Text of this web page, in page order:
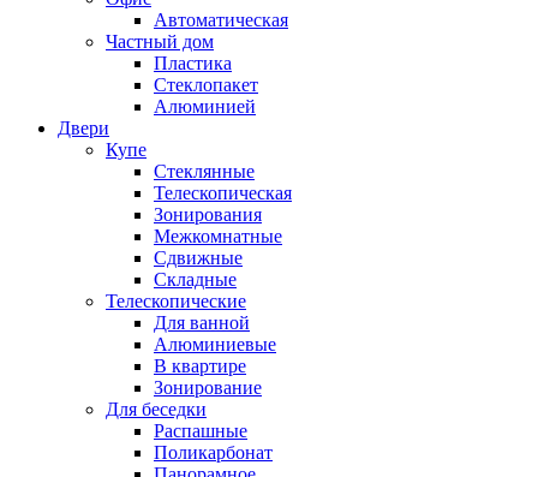
Автоматическая
Частный дом
Пластика
Стеклопакет
Алюминией
Двери
Купе
Стеклянные
Телескопическая
Зонирования
Межкомнатные
Сдвижные
Складные
Телескопические
Для ванной
Алюминиевые
В квартире
Зонирование
Для беседки
Распашные
Поликарбонат